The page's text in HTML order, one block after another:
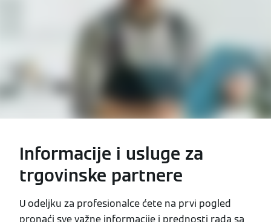
Informacije i usluge za
trgovinske partnere
U odeljku za profesionalce ćete na prvi pogled